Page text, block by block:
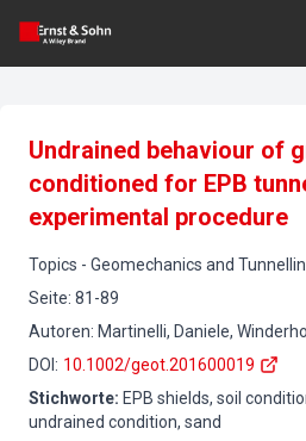
Undrained behaviour of
conditioned for EPB
experimental procedure
Topics - Geomechanics and
Seite: 81-89
Autoren: Martinelli, Daniele,
DOI : 10.1002/geot.201600019
Stichworte: EPB shields, soil
undrained condition, sand